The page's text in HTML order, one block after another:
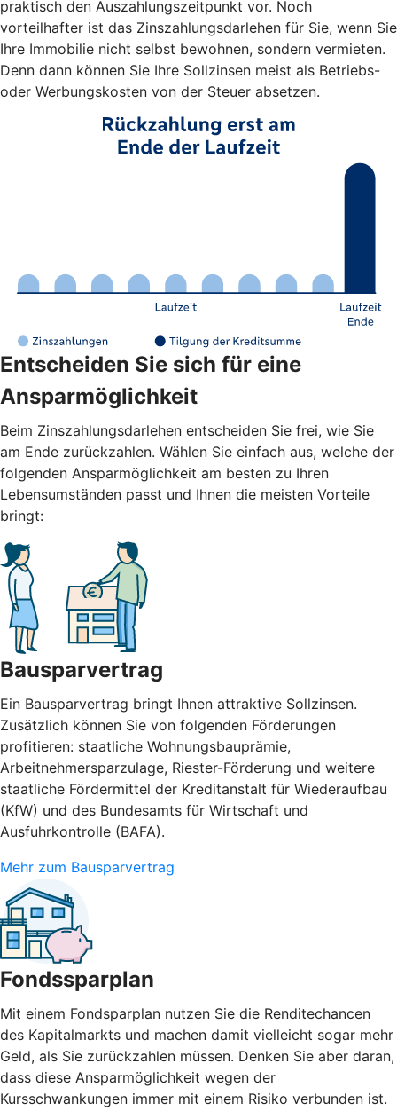
praktisch den Auszahlungszeitpunkt vor. Noch
vorteilhafter ist das Zinszahlungsdarlehen für Sie, wenn Sie
Ihre Immobilie nicht selbst bewohnen, sondern vermieten.
Denn dann können Sie Ihre Sollzinsen meist als Betriebs-
oder Werbungskosten von der Steuer absetzen.
Entscheiden Sie sich für eine
Ansparmöglichkeit
Beim Zinszahlungsdarlehen entscheiden Sie frei, wie Sie
am Ende zurückzahlen. Wählen Sie einfach aus, welche der
folgenden Ansparmöglichkeit am besten zu Ihren
Lebensumständen passt und Ihnen die meisten Vorteile
bringt:
Bausparvertrag
Ein Bausparvertrag bringt Ihnen attraktive Sollzinsen.
Zusätzlich können Sie von folgenden Förderungen
profitieren: staatliche Wohnungsbauprämie,
Arbeitnehmersparzulage, Riester-Förderung und weitere
staatliche Fördermittel der Kreditanstalt für Wiederaufbau
(KfW) und des Bundesamts für Wirtschaft und
Ausfuhrkontrolle (BAFA).
Mehr zum Bausparvertrag
Fondssparplan
Mit einem Fondsparplan nutzen Sie die Renditechancen
des Kapitalmarkts und machen damit vielleicht sogar mehr
Geld, als Sie zurückzahlen müssen. Denken Sie aber daran,
dass diese Ansparmöglichkeit wegen der
Kursschwankungen immer mit einem Risiko verbunden ist.